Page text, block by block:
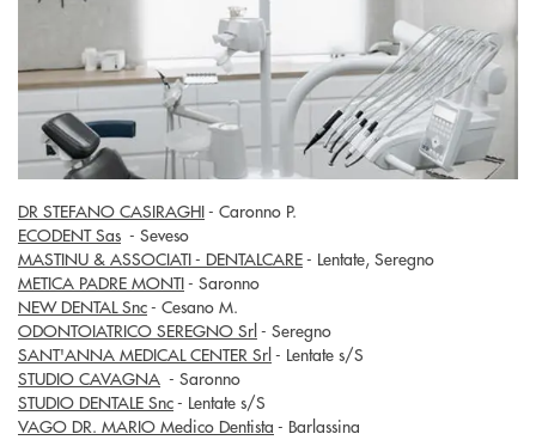
DR STEFANO CASIRAGHI- Caronno P.
ECODENT Sas - Seveso
MASTINU & ASSOCIATI - DENTALCARE- Lentate, Seregno
METICA PADRE MONTI- Saronno
NEW DENTAL Snc- Cesano M.
ODONTOIATRICO SEREGNO Srl- Seregno
SANT'ANNA MEDICAL CENTER Srl- Lentate s/S
STUDIO CAVAGNA - Saronno
STUDIO DENTALE Snc- Lentate s/S
VAGO DR. MARIO Medico Dentista - Barlassina